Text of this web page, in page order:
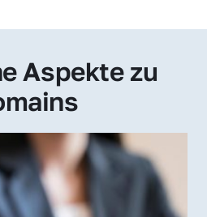
Aspekte zu